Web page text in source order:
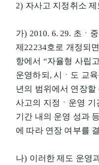
2) 자사고 지정취소 제
가) 2010. 6. 29. 초ㆍ
제22234호로 개정되
항에서 “자율형 사립
운영하되, 시ㆍ도 교
년의 범위에서 연장
사고의 지정ㆍ운영 기
기간 내의 운영 성과
에 따라 연장 여부를
나) 이러한 제도 운영